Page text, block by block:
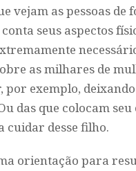
vejam as pessoas de
seus aspectos
as milhares de
exemplo,
das que colocam
cuidar desse filho.
orientação para